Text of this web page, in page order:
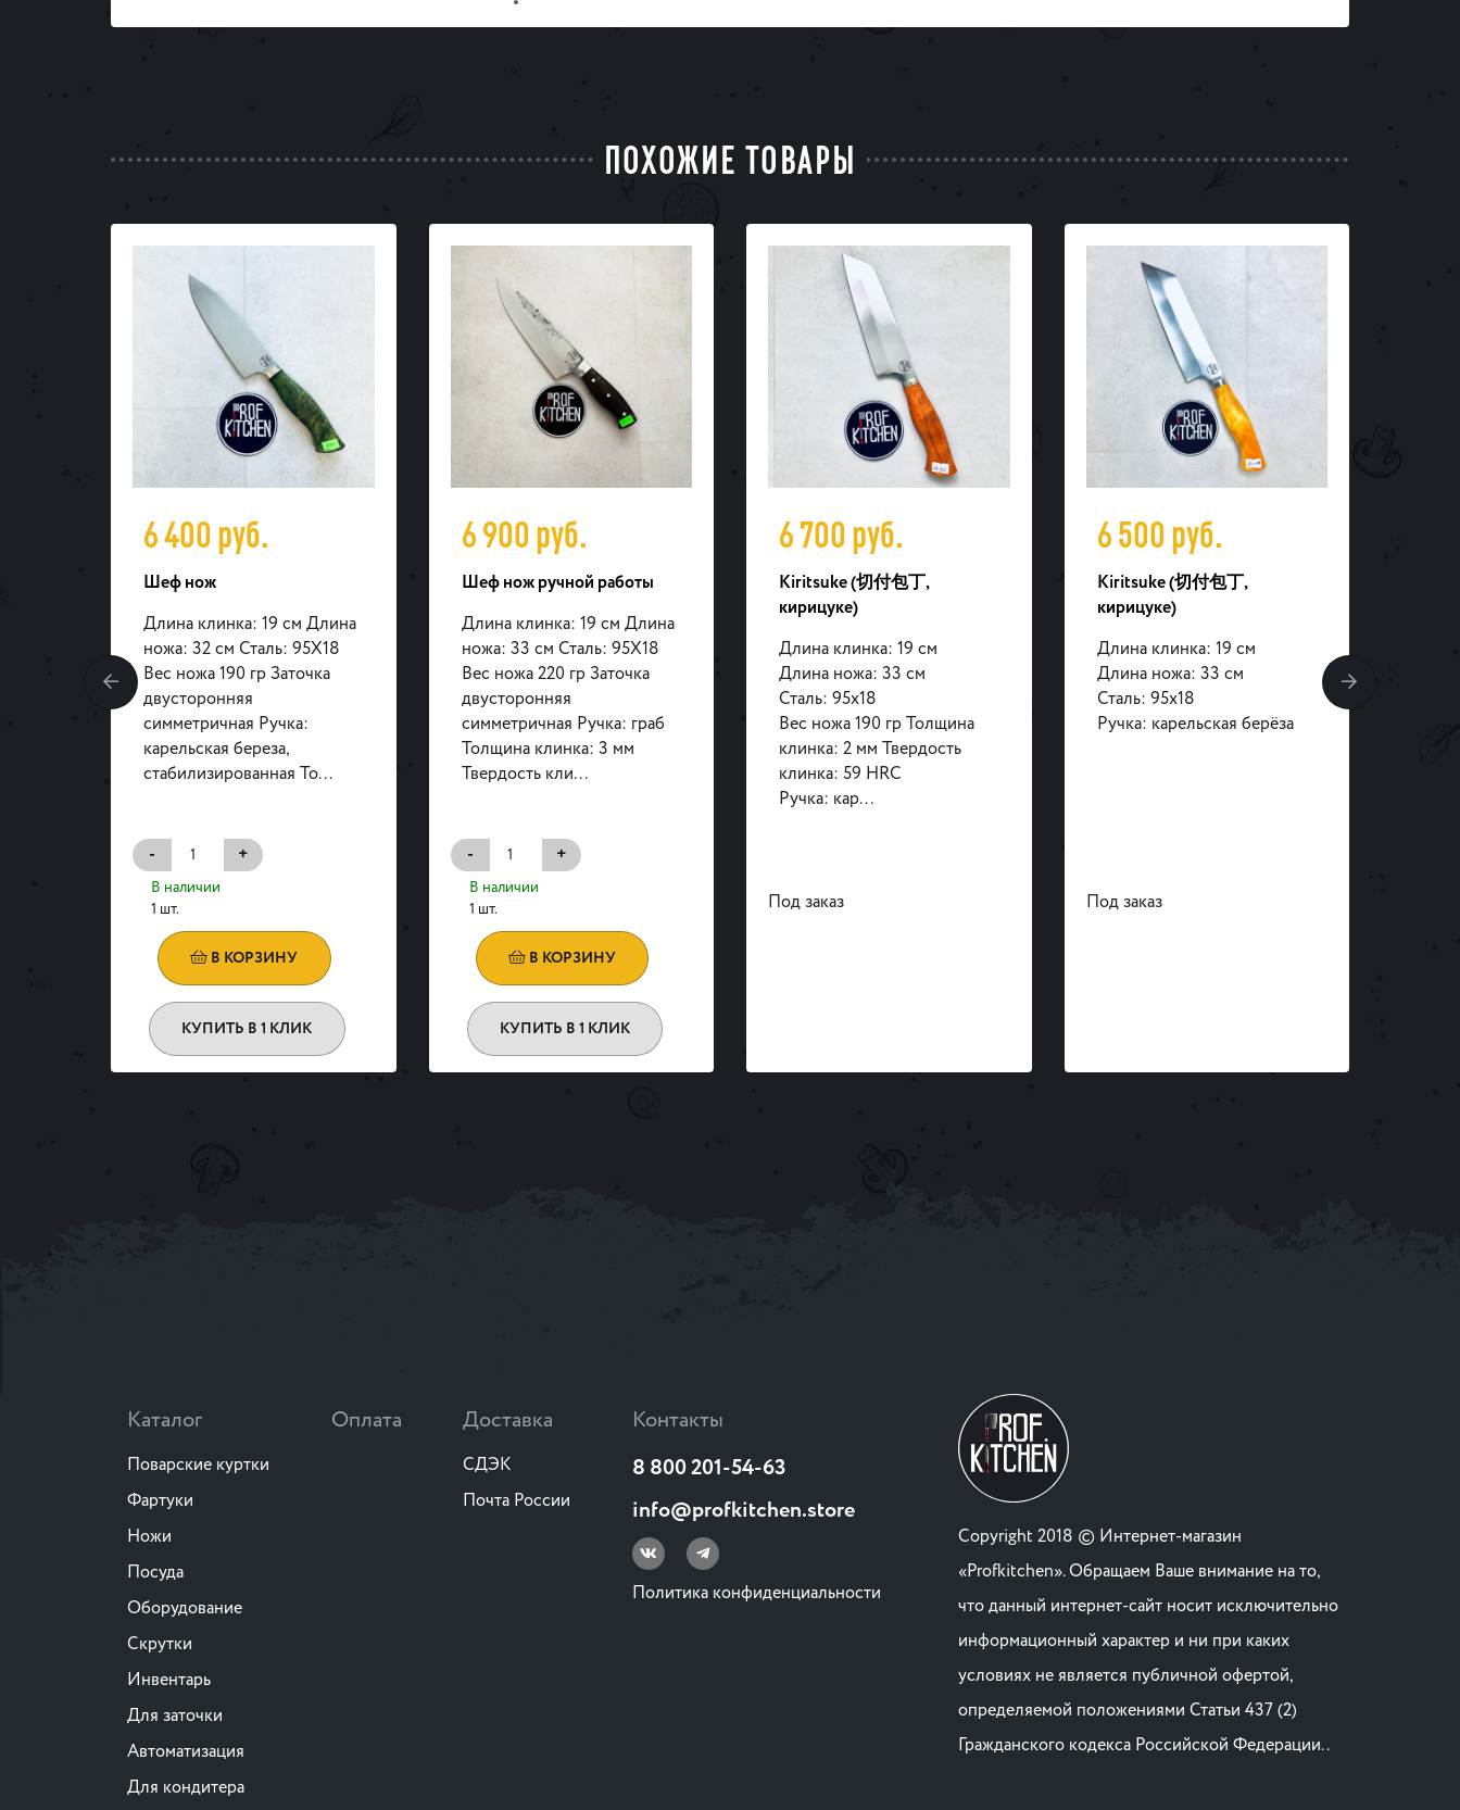
ПОХОЖИЕ ТОВАРЫ
6 400руб.
Шеф нож
Длина клинка: 19 см Длина
ножа: 32 см Сталь: 95X18
Вес ножа 190 гр Заточка
двусторонняя
симметричная Ручка:
карельская береза,
стабилизированная То...
- +
В наличии
1 шт.
В КОРЗИНУ
КУПИТЬ В 1 КЛИК
6 900руб.
Шеф нож ручной работы
Длина клинка: 19 см Длина
ножа: 33 см Сталь: 95X18
Вес ножа 220 гр Заточка
двусторонняя
симметричная Ручка: граб
Толщина клинка: 3 мм
Твердость кли...
- +
В наличии
1 шт.
В КОРЗИНУ
КУПИТЬ В 1 КЛИК
6 700руб.
Kiritsuke (切付包丁,
кирицуке)
Длина клинка: 19 см
Длина ножа: 33 см
Сталь: 95х18
Вес ножа 190 гр Толщина
клинка: 2 мм Твердость
клинка: 59 HRC
Ручка: кар...
Под заказ
6 500руб.
Kiritsuke (切付包丁,
кирицуке)
Длина клинка: 19 см
Длина ножа: 33 см
Сталь: 95х18
Ручка: карельская берёза
Под заказ
Каталог
Поварские куртки
Фартуки
Ножи
Посуда
Оборудование
Скрутки
Инвентарь
Для заточки
Автоматизация
Для кондитера
Оплата Доставка
СДЭК
Почта России
Контакты
8 800 201-54-63
info@profkitchen.store
Политика конфиденциальности
Copyright 2018 © Интернет-магазин
«Profkitchen». Обращаем Ваше внимание на то,
что данный интернет-сайт носит исключительно
информационный характер и ни при каких
условиях не является публичной офертой,
определяемой положениями Статьи 437 (2)
Гражданского кодекса Российской Федерации. .